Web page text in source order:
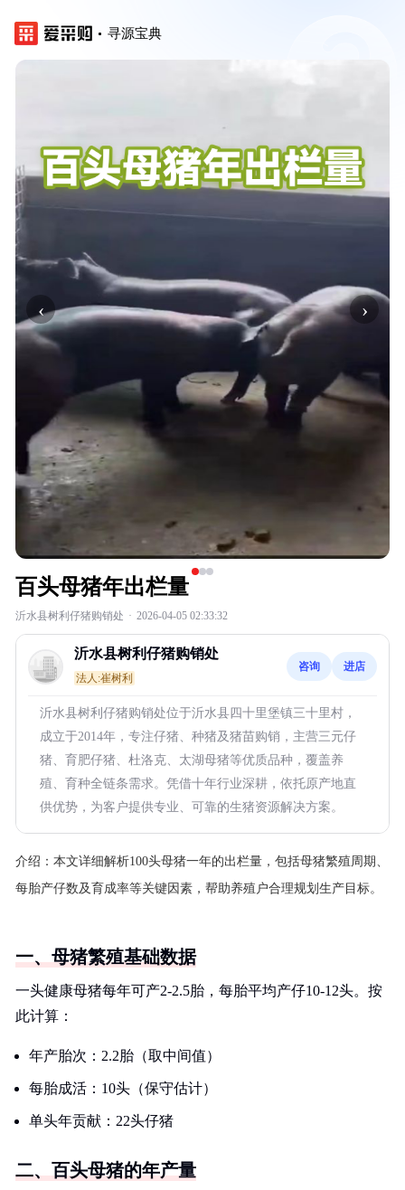
寻源宝典
‹ ›
百头母猪年出栏量
沂水县树利仔猪购销处 · 2026-04-05 02:33:32
沂水县树利仔猪购销处
法人:崔树利
咨询 进店
沂水县树利仔猪购销处位于沂水县四十里堡镇三十里村，
成立于2014年，专注仔猪、种猪及猪苗购销，主营三元仔
猪、育肥仔猪、杜洛克、太湖母猪等优质品种，覆盖养
殖、育种全链条需求。凭借十年行业深耕，依托原产地直
供优势，为客户提供专业、可靠的生猪资源解决方案。
介绍： 本文详细解析100头母猪一年的出栏量，包括母猪繁殖周期、
每胎产仔数及育成率等关键因素，帮助养殖户合理规划生产目标。
一、母猪繁殖基础数据
一头健康母猪每年可产2-2.5胎，每胎平均产仔10-12头。按
此计算：
年产胎次：2.2胎（取中间值）
每胎成活：10头（保守估计）
单头年贡献：22头仔猪
二、百头母猪的年产量